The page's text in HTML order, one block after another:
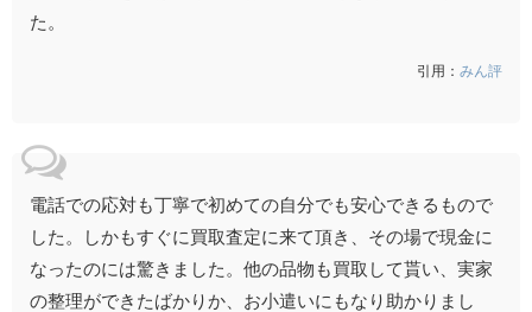
た。
引用： みん評
電話での応対も丁寧で初めての自分でも安心できるもので
した。しかもすぐに買取査定に来て頂き、その場で現金に
なったのには驚きました。他の品物も買取して貰い、実家
の整理ができたばかりか、お小遣いにもなり助かりまし